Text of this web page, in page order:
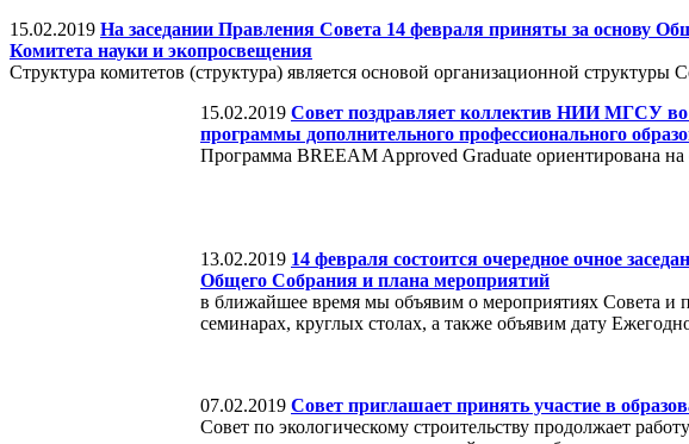
15.02.2019 На заседании Правления Совета 14 февраля приняты за основу
Комитета науки и экопросвещения
Структура комитетов (структура) является основой организационной структуры
15.02.2019 Совет поздравляет коллектив НИИ МГСУ во
программы дополнительного профессионального
Программа BREEAM Approved Graduate ориентирована
13.02.2019 14 февраля состоится очередное очное
Общего Собрания и плана мероприятий
в ближайшее время мы объявим о мероприятиях Совета и
семинарах, круглых столах, а также объявим дату
07.02.2019 Совет приглашает принять участие в
Совет по экологическому строительству продолжает